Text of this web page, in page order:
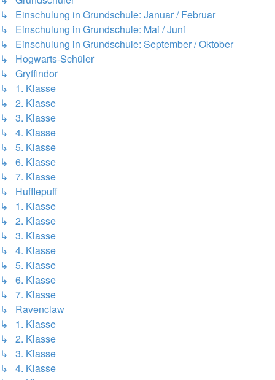
↳ Einschulung in Grundschule: Januar / Februar
↳ Einschulung in Grundschule: Mai / Juni
↳ Einschulung in Grundschule: September / Oktober
↳ Hogwarts-Schüler
↳ Gryffindor
↳ 1. Klasse
↳ 2. Klasse
↳ 3. Klasse
↳ 4. Klasse
↳ 5. Klasse
↳ 6. Klasse
↳ 7. Klasse
↳ Hufflepuff
↳ 1. Klasse
↳ 2. Klasse
↳ 3. Klasse
↳ 4. Klasse
↳ 5. Klasse
↳ 6. Klasse
↳ 7. Klasse
↳ Ravenclaw
↳ 1. Klasse
↳ 2. Klasse
↳ 3. Klasse
↳ 4. Klasse